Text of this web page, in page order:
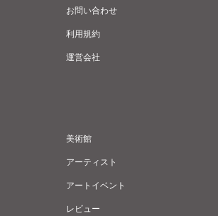
お問い合わせ
利用規約
運営会社
美術館
アーティスト
アートイベント
レビュー